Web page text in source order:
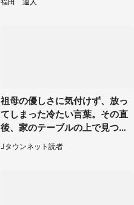
祖母の優しさに気付けず、放っ
てしまった冷たい言葉。その直
後、家のテーブルの上で見つけ
たものは（福岡県・30代女性）
Jタウンネット読者